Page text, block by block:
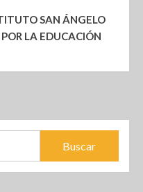
SAN ÁNGELO
LA EDUCACIÓN